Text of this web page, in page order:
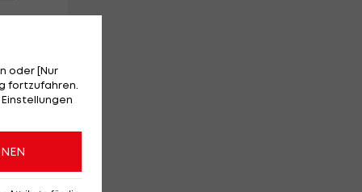
oder [Nur
fortzufahren.